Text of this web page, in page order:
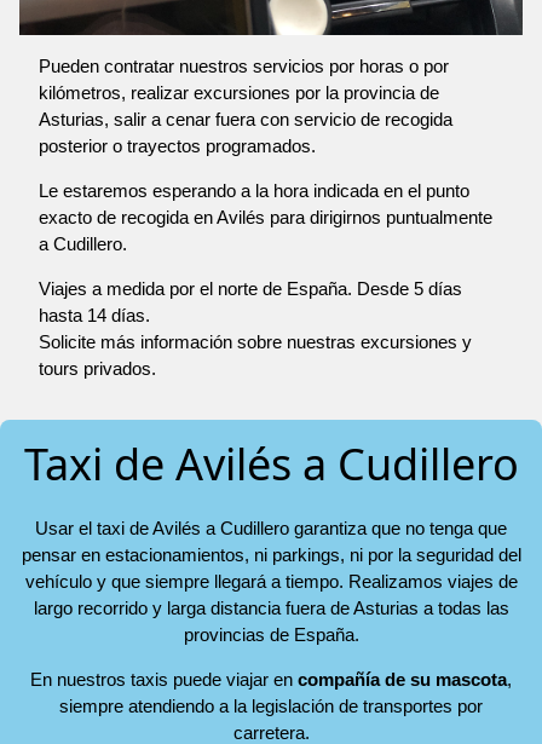
Pueden contratar nuestros servicios por horas o por
kilómetros, realizar excursiones por la provincia de
Asturias, salir a cenar fuera con servicio de recogida
posterior o trayectos programados.
Le estaremos esperando a la hora indicada en el punto
exacto de recogida en Avilés para dirigirnos puntualmente
a Cudillero.
Viajes a medida por el norte de España. Desde 5 días
hasta 14 días.
Solicite más información sobre nuestras excursiones y
tours privados.
Taxi de Avilés a Cudillero
Usar el taxi de Avilés a Cudillero garantiza que no tenga que
pensar en estacionamientos, ni parkings, ni por la seguridad del
vehículo y que siempre llegará a tiempo. Realizamos viajes de
largo recorrido y larga distancia fuera de Asturias a todas las
provincias de España.
En nuestros taxis puede viajar en compañía de su mascota,
siempre atendiendo a la legislación de transportes por
carretera.